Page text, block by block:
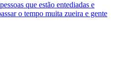
que estão entediadas e
o tempo muita zueira e gente